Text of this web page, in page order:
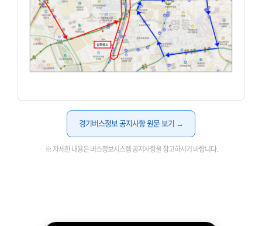
경기버스정보 공지사항 원문 보기 →
※ 자세한 내용은 버스정보시스템 공지사항을 참고하시기 바랍니다.